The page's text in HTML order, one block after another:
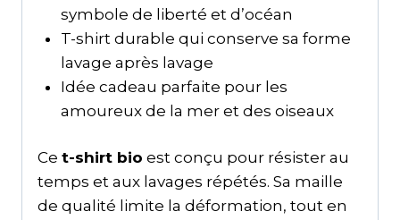
symbole de liberté et d’océan
T-shirt durable qui conserve sa forme
lavage après lavage
Idée cadeau parfaite pour les
amoureux de la mer et des oiseaux
Ce t-shirt bio est conçu pour résister au
temps et aux lavages répétés. Sa maille
de qualité limite la déformation, tout en